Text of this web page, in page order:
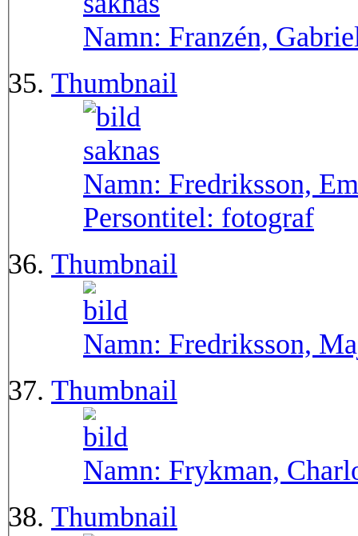
Namn: Franzén,
Thumbnail
Namn: Fredriksson,
Persontitel: fotograf
Thumbnail
Namn: Fredriksson,
Thumbnail
Namn: Frykman,
Thumbnail